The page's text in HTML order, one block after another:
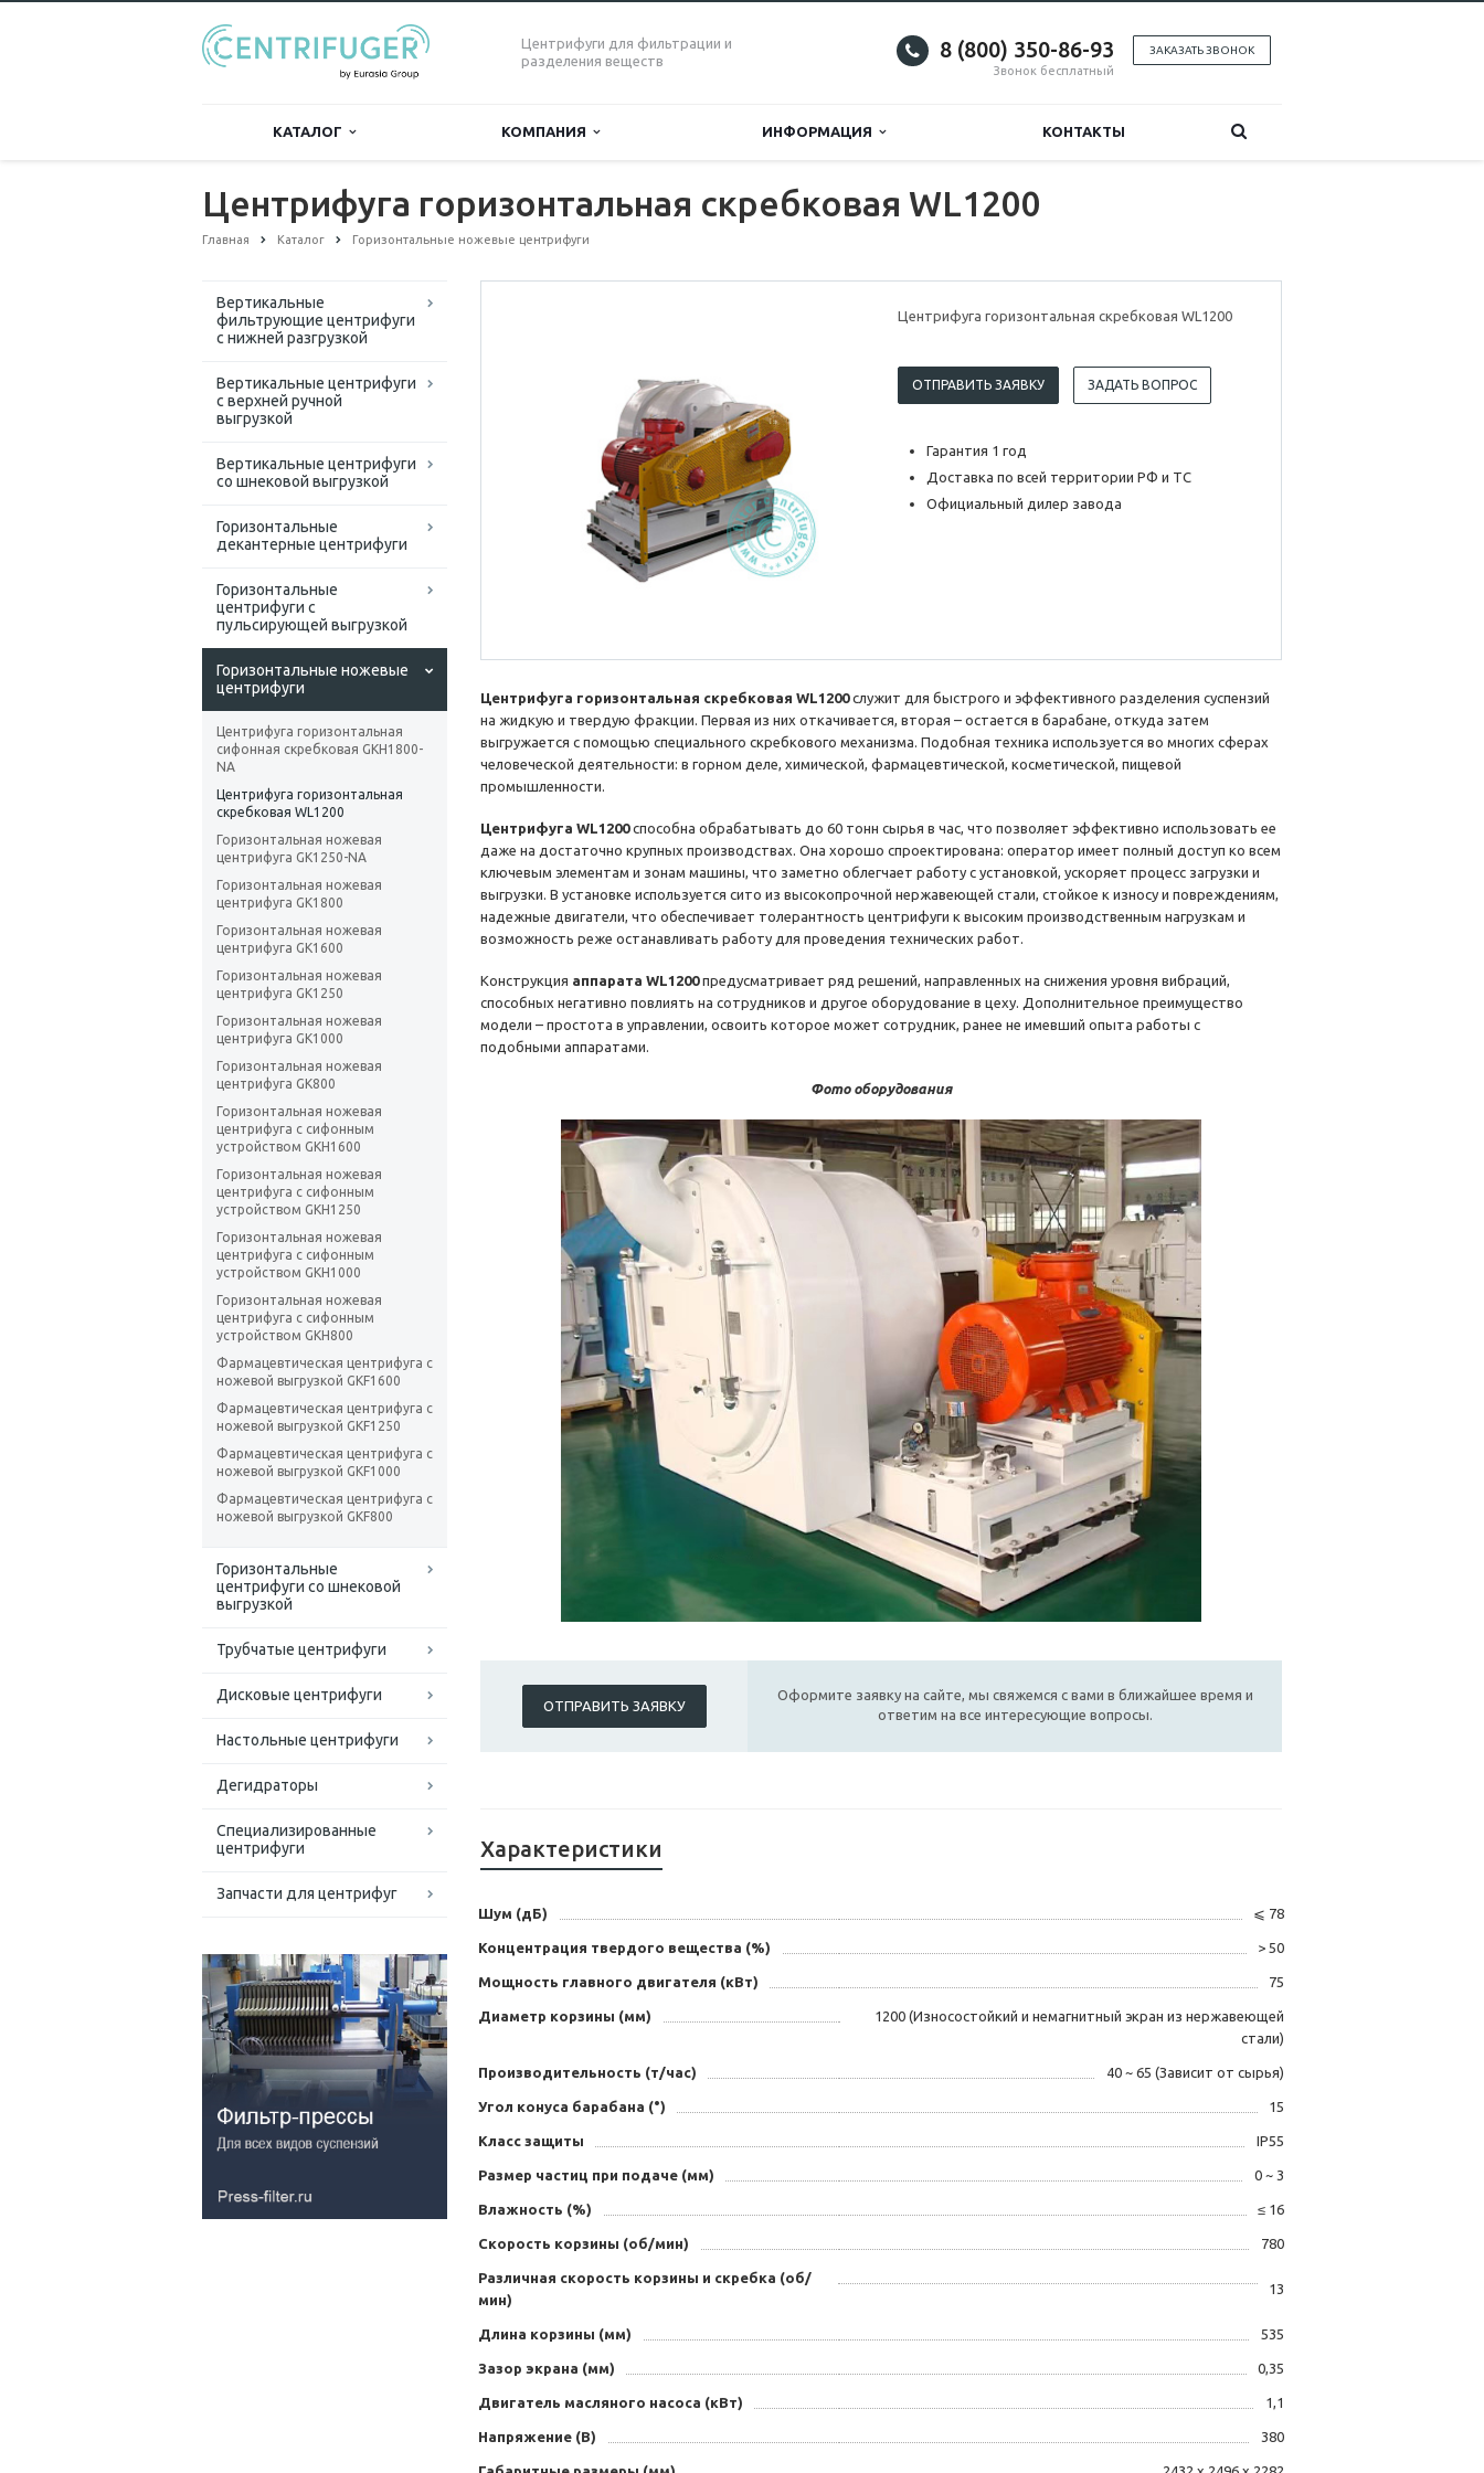
Центрифуги для фильтрации и
разделения веществ
ЗАКАЗАТЬ ЗВОНОК
8 (800) 350-86-93
Звонок бесплатный
КАТАЛОГ КОМПАНИЯ ИНФОРМАЦИЯ КОНТАКТЫ
Центрифуга горизонтальная скребковая WL1200
Главная Каталог Горизонтальные ножевые центрифуги
Вертикальные
фильтрующие центрифуги
с нижней разгрузкой
Вертикальные центрифуги
с верхней ручной
выгрузкой
Вертикальные центрифуги
со шнековой выгрузкой
Горизонтальные
декантерные центрифуги
Горизонтальные
центрифуги с
пульсирующей выгрузкой
Горизонтальные ножевые
центрифуги
Центрифуга горизонтальная
сифонная скребковая GKH1800-
NA
Центрифуга горизонтальная
скребковая WL1200
Горизонтальная ножевая
центрифуга GK1250-NA
Горизонтальная ножевая
центрифуга GK1800
Горизонтальная ножевая
центрифуга GK1600
Горизонтальная ножевая
центрифуга GK1250
Горизонтальная ножевая
центрифуга GK1000
Горизонтальная ножевая
центрифуга GK800
Горизонтальная ножевая
центрифуга с сифонным
устройством GKH1600
Горизонтальная ножевая
центрифуга с сифонным
устройством GKH1250
Горизонтальная ножевая
центрифуга с сифонным
устройством GKH1000
Горизонтальная ножевая
центрифуга с сифонным
устройством GKH800
Фармацевтическая центрифуга с
ножевой выгрузкой GKF1600
Фармацевтическая центрифуга с
ножевой выгрузкой GKF1250
Фармацевтическая центрифуга с
ножевой выгрузкой GKF1000
Фармацевтическая центрифуга с
ножевой выгрузкой GKF800
Горизонтальные
центрифуги со шнековой
выгрузкой
Трубчатые центрифуги
Дисковые центрифуги
Настольные центрифуги
Дегидраторы
Специализированные
центрифуги
Запчасти для центрифуг
Центрифуга горизонтальная скребковая WL1200
ОТПРАВИТЬ ЗАЯВКУ ЗАДАТЬ ВОПРОС
Гарантия 1 год
Доставка по всей территории РФ и ТС
Официальный дилер завода
Центрифуга горизонтальная скребковая WL1200служит для быстрого и эффективного разделения суспензий
на жидкую и твердую фракции. Первая из них откачивается, вторая – остается в барабане, откуда затем
выгружается с помощью специального скребкового механизма. Подобная техника используется во многих сферах
человеческой деятельности: в горном деле, химической, фармацевтической, косметической, пищевой
промышленности.
Центрифуга WL1200способна обрабатывать до 60 тонн сырья в час, что позволяет эффективно использовать ее
даже на достаточно крупных производствах. Она хорошо спроектирована: оператор имеет полный доступ ко всем
ключевым элементам и зонам машины, что заметно облегчает работу с установкой, ускоряет процесс загрузки и
выгрузки. В установке используется сито из высокопрочной нержавеющей стали, стойкое к износу и повреждениям,
надежные двигатели, что обеспечивает толерантность центрифуги к высоким производственным нагрузкам и
возможность реже останавливать работу для проведения технических работ.
Конструкция аппарата WL1200предусматривает ряд решений, направленных на снижения уровня вибраций,
способных негативно повлиять на сотрудников и другое оборудование в цеху. Дополнительное преимущество
модели – простота в управлении, освоить которое может сотрудник, ранее не имевший опыта работы с
подобными аппаратами.
Фото оборудования
ОТПРАВИТЬ ЗАЯВКУ
Оформите заявку на сайте, мы свяжемся с вами в ближайшее время и
ответим на все интересующие вопросы.
Характеристики
Шум (дБ) ⩽ 78
Концентрация твердого вещества (%) > 50
Мощность главного двигателя (кВт) 75
Диаметр корзины (мм)
1200 (Износостойкий и немагнитный экран из нержавеющей
стали)
Производительность (т/час) 40 ~ 65 (Зависит от сырья)
Угол конуса барабана (°) 15
Класс защиты IP55
Размер частиц при подаче (мм) 0 ~ 3
Влажность (%) ≤ 16
Скорость корзины (об/мин) 780
Различная скорость корзины и скребка (об/
мин)
13
Длина корзины (мм) 535
Зазор экрана (мм) 0,35
Двигатель масляного насоса (кВт) 1,1
Напряжение (В) 380